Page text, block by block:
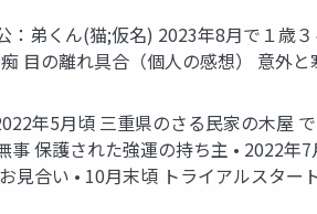
：弟くん(猫;仮名) 2023年8月で１歳
目の離れ具合（個人の感想） 意外
年5月頃 三重県のさる民家の木屋
事 保護された強運の持ち主 • 2022年
見合い • 10月末頃 トライアルスター